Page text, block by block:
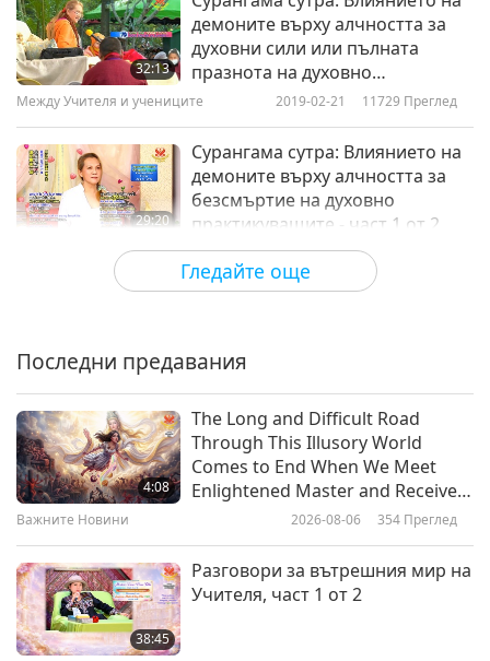
Гледайте още
32:13
демоните върху алчността за
духовни сили или пълната
празнота на духовно
практикуващите - част 1 от 5
Между Учителя и учениците 2019-02-21 11729 Преглед
29:20
Сурангама сутра: Влиянието на
демоните върху алчността за
безсмъртие на духовно
практикуващите - част 1 от 2
Между Учителя и учениците 2019-02-13 13583
26:56
Бъдете прощаващи и
милостиви, част 1 от 12
Най-доброто средство за
Последни предавания
4:08
The Long and Difficult Road
Through This Illusory World
Comes to End When We Meet
Enlightened Master and Receive
Важните Новини 2026-08-06 354 Преглед
38:45
Разговори за вътрешния мир на
Учителя, част 1 от 2